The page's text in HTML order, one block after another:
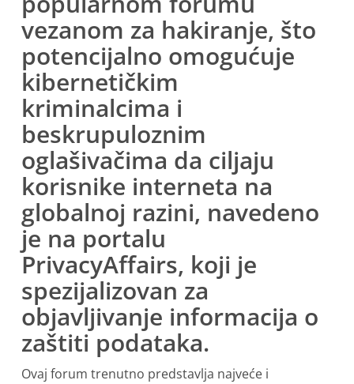
vezanom za hakiranje, što
potencijalno omogućuje
kibernetičkim
kriminalcima i
beskrupuloznim
oglašivačima da ciljaju
korisnike interneta na
globalnoj razini, navedeno
je na portalu
PrivacyAffairs, koji je
spezijalizovan za
objavljivanje informacija o
zaštiti podataka.
Ovaj forum trenutno predstavlja najveće i